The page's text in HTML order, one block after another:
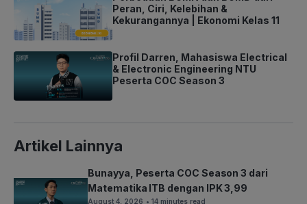
Peran, Ciri, Kelebihan &
Kekurangannya | Ekonomi Kelas 11
Profil Darren, Mahasiswa Electrical
& Electronic Engineering NTU
Peserta COC Season 3
Artikel Lainnya
Bunayya, Peserta COC Season 3 dari
Matematika ITB dengan IPK 3,99
August 4, 2026 • 14 minutes read